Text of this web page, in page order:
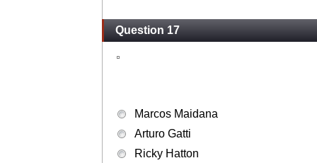
Question 17
Marcos Maidana
Arturo Gatti
Ricky Hatton